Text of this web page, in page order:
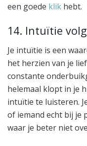
een goede klik hebt.
14. Intuïtie
Je intuïtie is een
het herzien van je
constante
helemaal klopt in je
intuïtie te luisteren.
of iemand echt bij je
waar je beter niet